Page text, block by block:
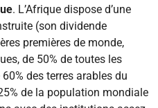
. L’Afrique dispose d’une
(son dividende
premières de monde,
de 50% de toutes les
des terres arables du
de la population mondiale